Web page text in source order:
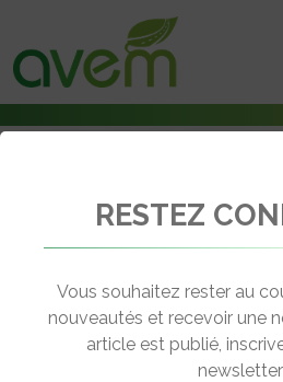
Hyundai dévoile Ioniq 9, un SUV aux
← Revenir aux actualités
RESTEZ
Vous souhaitez rester au
nouveautés et recevoir une
article est publié,